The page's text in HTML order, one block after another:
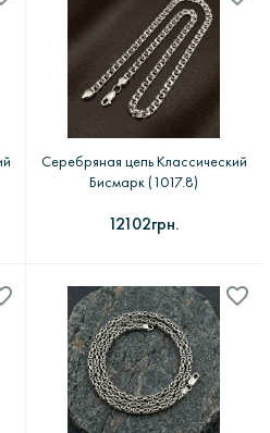
Серебряная цепь Классический
Бисмарк (1017.8)
12102грн.